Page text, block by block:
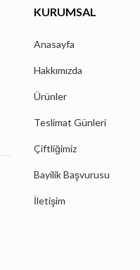
KURUMSAL
Anasayfa
Hakkımızda
Ürünler
Teslimat Günleri
Çiftliğimiz
Bayilik Başvurusu
İletişim